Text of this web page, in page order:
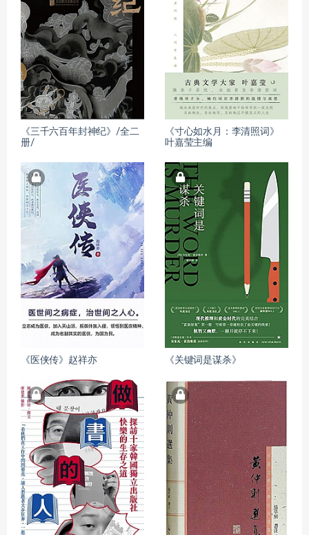
《三千六百年封神纪》/全二
册/
《寸心如水月：李清照词》
叶嘉莹主编
《医侠传》赵祥亦 《关键词是谋杀》